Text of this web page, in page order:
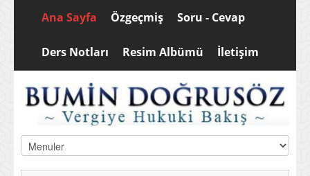
Ana Sayfa Özgeçmiş Soru - Cevap
Ders Notları Resim Albümü İletişim